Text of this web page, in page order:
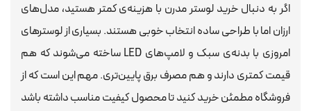
اگر به دنبال خرید لوستر مدرن با هزینه‌ی کمتر هستید، مدل‌های
ارزان اما با طراحی ساده انتخاب خوبی هستند. بسیاری از لوسترهای
امروزی با بدنه‌ی سبک و لامپ‌های LED ساخته می‌شوند که هم
قیمت کمتری دارند و هم مصرف برق پایین‌تری. مهم این است که از
فروشگاه مطمئن خرید کنید تا محصول کیفیت مناسب داشته باشد